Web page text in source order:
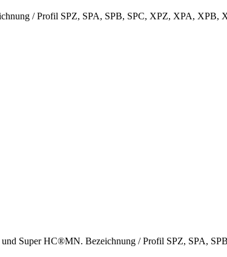
/ Profil SPZ, SPA, SPB, SPC, XPZ, XPA, XPB,
Super HC®MN. Bezeichnung / Profil SPZ, SPA,